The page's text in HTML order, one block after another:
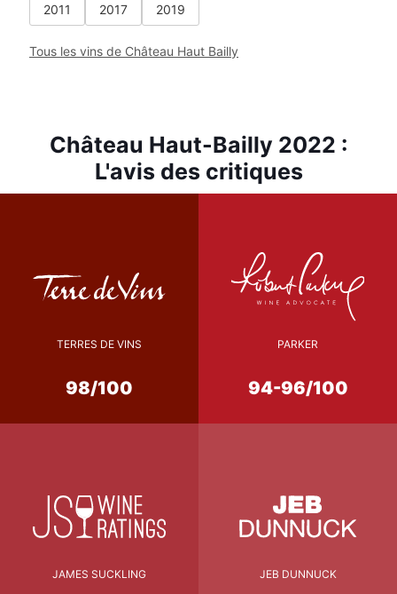
2011 2017 2019
Tous les vins de Château Haut Bailly
Château Haut-Bailly 2022 :
L'avis des critiques
TERRES DE VINS
98/100
PARKER
94-96/100
JAMES SUCKLING JEB DUNNUCK